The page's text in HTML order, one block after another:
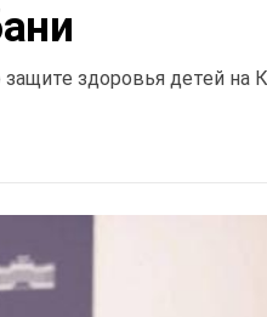
защите здоровья детей на